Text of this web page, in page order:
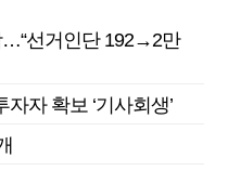
…“선거인단 192→2만
자 확보 ‘기사회생’